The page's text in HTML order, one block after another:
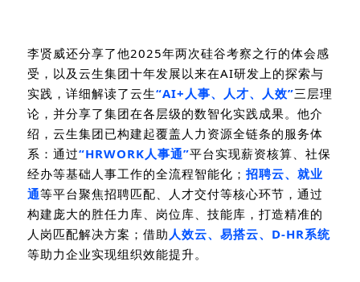
李贤威还分享了他2025年两次硅谷考察之行的体会感
受，以及云生集团十年发展以来在AI研发上的探索与
实践，详细解读了云生“AI+ 人事、人才、人效”三层理
论，并分享了集团在各层级的数智化实践成果。他介
绍，云生集团已构建起覆盖人力资源全链条的服务体
系：通过“HRWORK 人事通”平台实现薪资核算、社保
经办等基础人事工作的全流程智能化； 招聘云、就业
通等平台聚焦招聘匹配、人才交付等核心环节，通过
构建庞大的胜任力库、岗位库、技能库，打造精准的
人岗匹配解决方案；借助 人效云、易搭云、 D-HR系统
等助力企业实现组织效能提升。